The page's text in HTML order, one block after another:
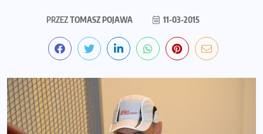
PRZEZTOMASZ POJAWA 11-03-2015